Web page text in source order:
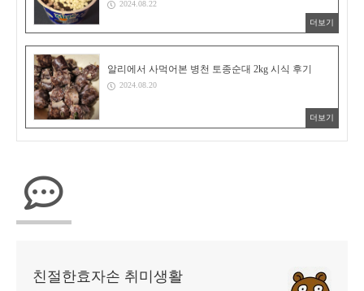
2024.08.22
더보기
알리에서 사먹어본 병천 토종순대 2kg 시식 후기
2024.08.20
더보기
친절한효자손 취미생활